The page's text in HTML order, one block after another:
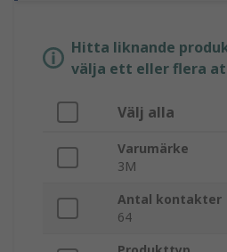
Hitta liknande
välja ett eller flera
Välj alla
Varumärke
3M
Antal kontakter
64